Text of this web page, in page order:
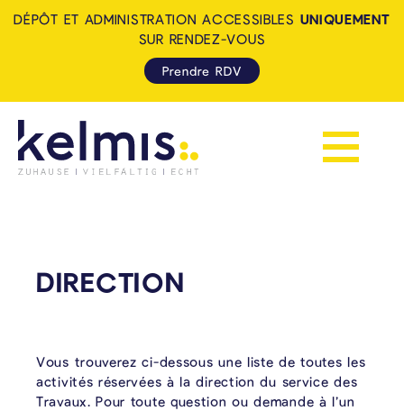
Afficher la
DÉPÔT ET ADMINISTRATION ACCESSIBLES UNIQUEMENT
SUR RENDEZ-VOUS
Prendre RDV
DIRECTION
Vous trouverez ci-dessous une liste de toutes les
activités réservées à la direction du service des
Travaux. Pour toute question ou demande à l’un